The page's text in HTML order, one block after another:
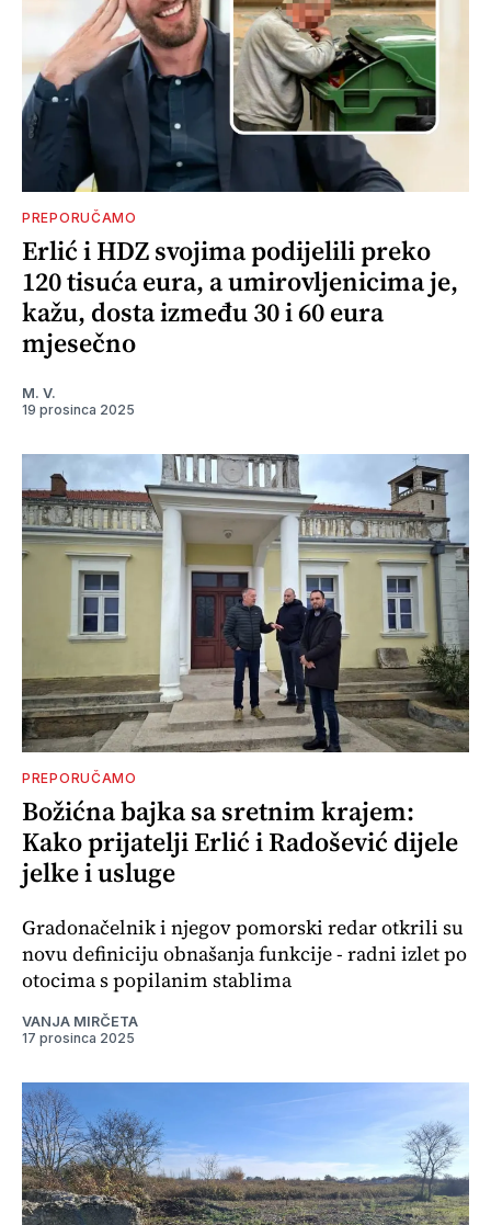
PREPORUČAMO
Erlić i HDZ svojima podijelili preko
120 tisuća eura, a umirovljenicima je,
kažu, dosta između 30 i 60 eura
mjesečno
M. V.
19 prosinca 2025
PREPORUČAMO
Božićna bajka sa sretnim krajem:
Kako prijatelji Erlić i Radošević dijele
jelke i usluge
Gradonačelnik i njegov pomorski redar otkrili su
novu definiciju obnašanja funkcije - radni izlet po
otocima s popilanim stablima
VANJA MIRČETA
17 prosinca 2025